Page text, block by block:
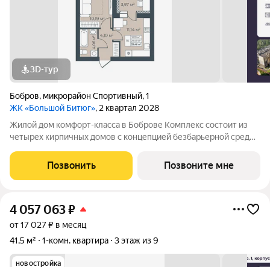
3D-тур
Бобров, микрорайон Спортивный,1
ЖК «Большой Битюг», 2 квартал 2028
Жилой дом комфорт-класса в Боброве Комплекс состоит из
четырех кирпичных домов с концепцией безбарьерной среды,
пожилых людей и родителей с колясками. Функциональное
использование квадратных
Позвонить Позвоните мне
4 057 063₽
от 17 027 ₽ в месяц
41,5 м²
1-комн. квартира 3 этаж из 9
новостройка